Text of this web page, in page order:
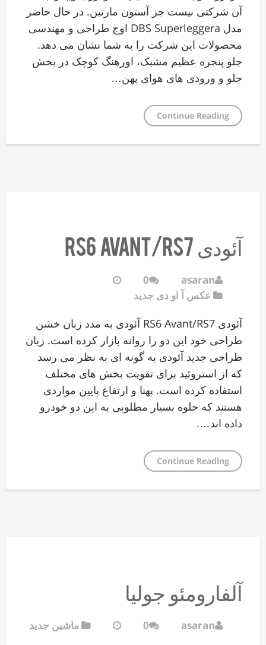
آن شرکتی نیست جز آستون مارتین. در حال حاضر
مدل DBS Superleggera اوج طراحی و مهندسی
محصولات این شرکت را به شما نشان می دهد.
جلو پنجره عظیم مشبک، اورهنگ کوچک در بخش
جلو و ورودی های هوای پهن…
Continue Reading
آئودی RS6 Avant/RS7
asaran
0
عکس آ او دی جدید
آئودی RS6 Avant/RS7 آئودی به مدد زبان خشن
طراحی خود این دو را روانه بازار کرده است. زبان
طراحی جدید آئودی به گونه ای به نظر می رسد
که از استروئید برای تقویت بخش های مختلف
استفاده کرده است. پهنا و ارتفاع پایین مواردی
هستند که جلوه بسیار مطلوبی به این دو خودرو
داده اند….
Continue Reading
آلفارومئو جولیا
asaran
0 ماشین جدید